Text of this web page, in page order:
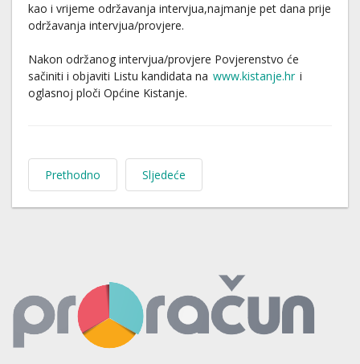
kao i vrijeme održavanja intervjua,najmanje pet dana prije
održavanja intervjua/provjere.
Nakon održanog intervjua/provjere Povjerenstvo će
sačiniti i objaviti Listu kandidata na www.kistanje.hr i
oglasnoj ploči Općine Kistanje.
Prethodno Sljedeće